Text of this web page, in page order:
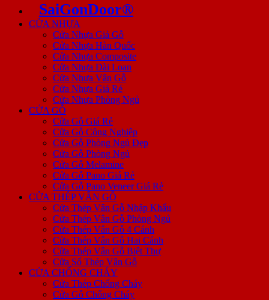
SaiGonDoor®
CỬA NHỰA
Cửa Nhựa Giả Gỗ
Cửa Nhựa Hàn Quốc
Cửa Nhựa Composite
Cửa Nhựa Đài Loan
Cửa Nhựa Vân Gỗ
Cửa Nhựa Giá Rẻ
Cửa Nhựa Phòng Ngủ
CỬA GỖ
Cửa Gỗ Giá Rẻ
Cửa Gỗ Công Nghiệp
Cửa Gỗ Phòng Ngủ Đẹp
Cửa Gỗ Phòng Ngủ
Cửa Gỗ Melamine
Cửa Gỗ Pano Giá Rẻ
Cửa Gỗ Pano Veneer Giá Rẻ
CỬA THÉP VÂN GỖ
Cửa Thép Vân Gỗ Nhập Khẩu
Cửa Thép Vân Gỗ Phòng Ngủ
Cửa Thép Vân Gỗ 4 Cánh
Cửa Thép Vân Gỗ Hai Cánh
Cửa Thép Vân Gỗ Biệt Thự
Cửa Sổ Thép Vân Gỗ
CỬA CHỐNG CHÁY
Cửa Thép Chống Cháy
Cửa Gỗ Chống Cháy